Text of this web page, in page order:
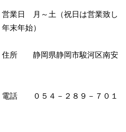
（祝日は営業致し
末年始）
岡市駿河区南安
２８９－７０１